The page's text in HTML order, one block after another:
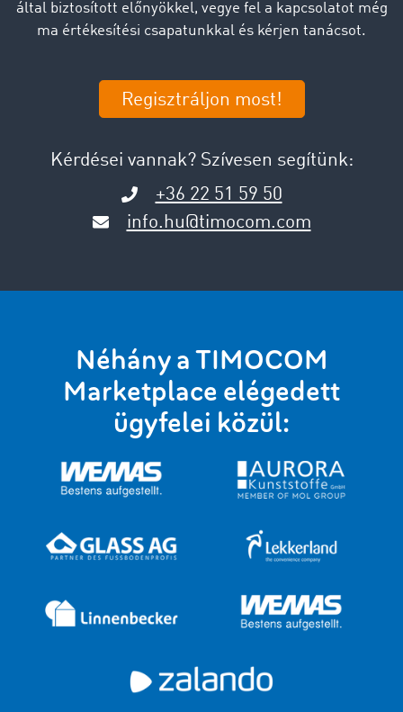
által biztosított előnyökkel, vegye fel a kapcsolatot még
ma értékesítési csapatunkkal és kérjen tanácsot.
Regisztráljon most!
Kérdései vannak? Szívesen segítünk:
+36 22 51 59 50
info.hu@timocom.com
Néhány a TIMOCOM
Marketplace elégedett
ügyfelei közül: